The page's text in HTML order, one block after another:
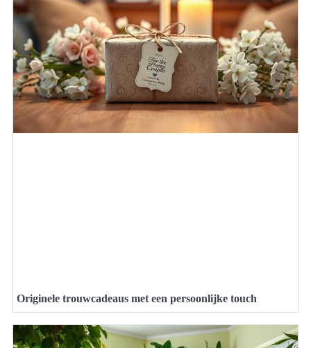
Originele trouwcadeaus met een persoonlijke touch